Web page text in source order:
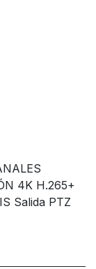
4K H.265+
Salida PTZ